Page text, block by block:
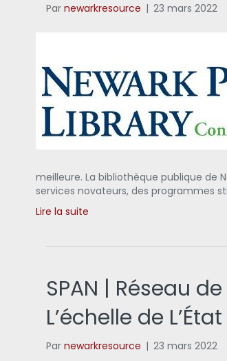
Parnewarkresource | 23 mars 2022
meilleure. La bibliothèque publique de
services novateurs, des programmes
Lire la suite
SPAN | Réseau
L’échelle de L’État
Parnewarkresource | 23 mars 2022